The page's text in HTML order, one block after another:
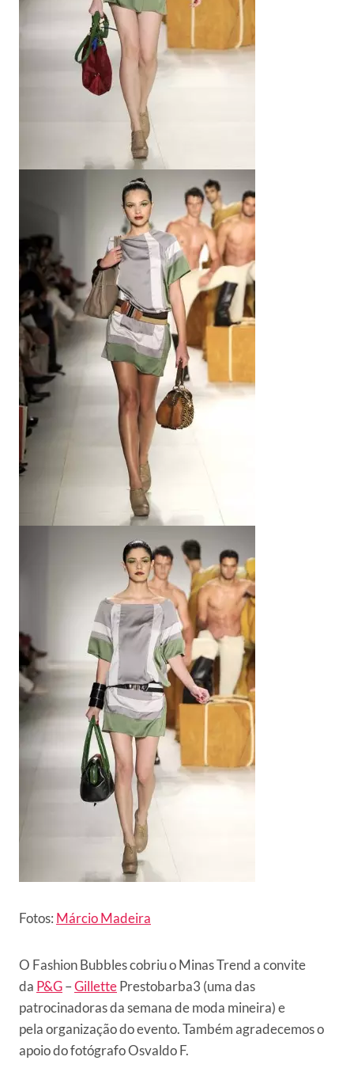
Fotos: Márcio Madeira
O Fashion Bubbles cobriu o Minas Trend a convite
da P&G–GillettePrestobarba3 (uma das
patrocinadoras da semana de moda mineira) e
pela organização do evento. Também agradecemos o
apoio do fotógrafo Osvaldo F.